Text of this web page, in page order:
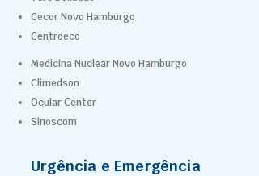
Cecor Novo Hamburgo
Centroeco
Medicina Nuclear Novo Hamburgo
Climedson
Ocular Center
Sinoscom
Urgência e Emergência